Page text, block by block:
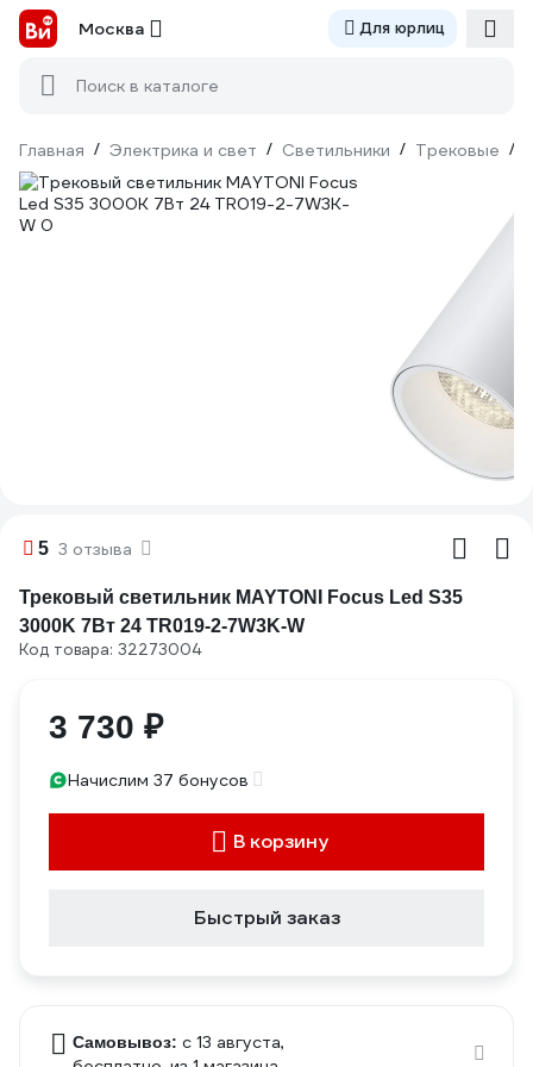
Москва Для юрлиц
Поиск в каталоге
Главная / Электрика и свет / Светильники / Трековые /
5 3 отзыва
Трековый светильник MAYTONI Focus Led S35
3000K 7Вт 24 TR019-2-7W3K-W
Код товара: 32273004
3 730 ₽
Начислим 37 бонусов
В корзину
Быстрый заказ
Самовывоз: c 13 августа,